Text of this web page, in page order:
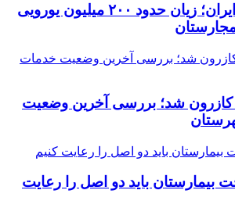
پیامدهای تجاوز به ایران؛ زیان حدود ۲۰۰ میلیون یورویی
کازرون شد؛ بررسی آخرین وضعیت
باید دو اصل را رعایت